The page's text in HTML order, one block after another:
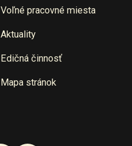
Voľné pracovné miesta
Aktuality
Edičná činnosť
Mapa stránok